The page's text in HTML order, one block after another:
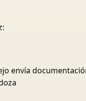
envía